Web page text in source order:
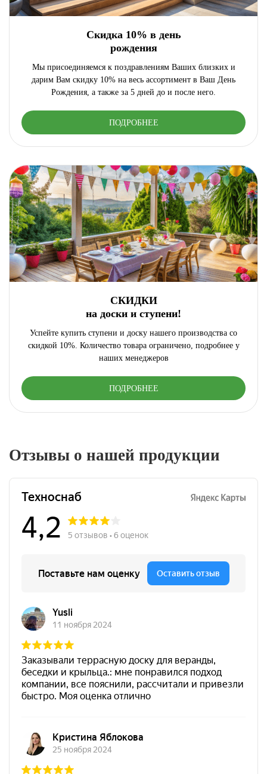
Скидка 10% в день
рождения
Мы присоединяемся к поздравлениям Ваших близких и
дарим Вам скидку 10% на весь ассортимент в Ваш День
Рождения, а также за 5 дней до и после него.
ПОДРОБНЕЕ
СКИДКИ
на доски и ступени!
Успейте купить ступени и доску нашего производства со
скидкой 10%. Количество товара ограничено, подробнее у
наших менеджеров
ПОДРОБНЕЕ
Отзывы о нашей продукции